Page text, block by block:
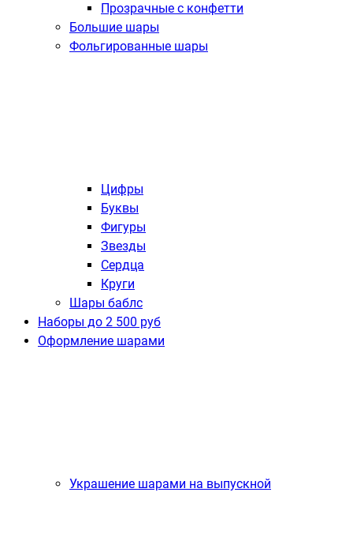
Прозрачные с конфетти
Большие шары
Фольгированные шары
Цифры
Буквы
Фигуры
Звезды
Сердца
Круги
Шары баблс
Наборы до 2 500 руб
Оформление шарами
Украшение шарами на выпускной